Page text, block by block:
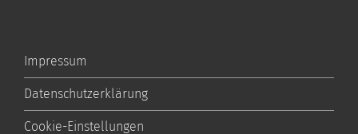
Impressum
Datenschutzerklärung
Cookie-Einstellungen